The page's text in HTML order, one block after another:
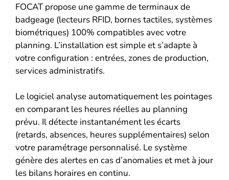
FOCAT propose une gamme de terminaux de
badgeage (lecteurs RFID, bornes tactiles, systèmes
biométriques) 100% compatibles avec votre
planning. L’installation est simple et s’adapte à
votre configuration : entrées, zones de production,
services administratifs.
Le logiciel analyse automatiquement les pointages
en comparant les heures réelles au planning
prévu. Il détecte instantanément les écarts
(retards, absences, heures supplémentaires) selon
votre paramétrage personnalisé. Le système
génère des alertes en cas d’anomalies et met à jour
les bilans horaires en continu.